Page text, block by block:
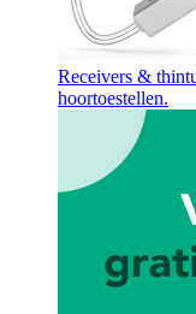
Receivers &
hoortoestellen.